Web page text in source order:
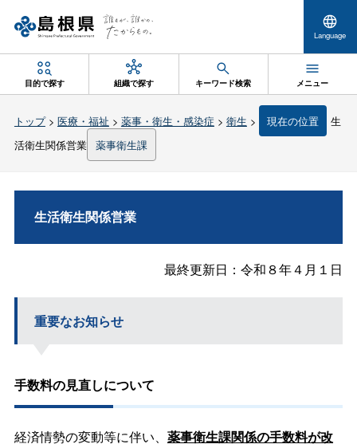
Language
目的で探す 組織で探す キーワード検索 メニュー
トップ> 医療・福祉 > 薬事・衛生・感染症 > 衛生 > 現在の位置
生
活衛生関係営業 薬事衛生課
生活衛生関係営業
最終更新日：令和８年４月１日
重要なお知らせ
手数料の見直しについて
経済情勢の変動等に伴い、 薬事衛生課関係の手数料が改